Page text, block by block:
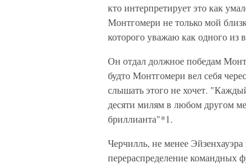
кто интерпретирует это как
Монтгомери не только мой
которого уважаю как одного из
Он отдал должное победам
будто Монтгомери вел себя
слышать этого не хочет.
десяти милям в любом другом
бриллианта"*1.
Черчилль, не менее
перераспределение командных